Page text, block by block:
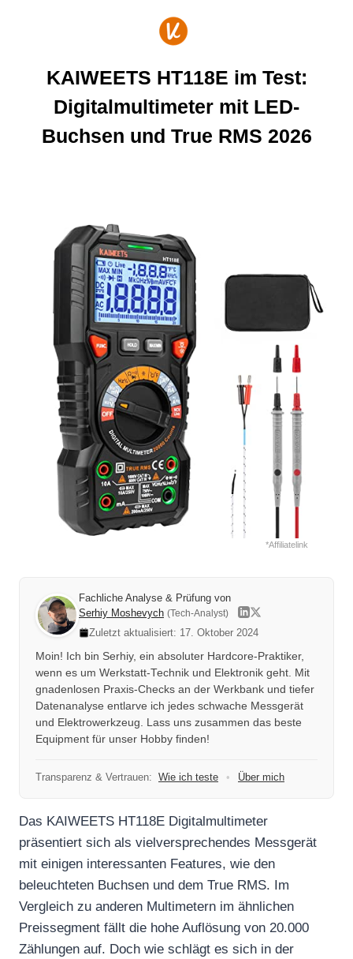
KAIWEETS HT118E im Test:
Digitalmultimeter mit LED-
Buchsen und True RMS 2026
*Affiliatelink
Fachliche Analyse & Prüfung von
Serhiy Moshevych (Tech-Analyst)
Zuletzt aktualisiert: 17. Oktober 2024
Moin! Ich bin Serhiy, ein absoluter Hardcore-Praktiker,
wenn es um Werkstatt-Technik und Elektronik geht. Mit
gnadenlosen Praxis-Checks an der Werkbank und tiefer
Datenanalyse entlarve ich jedes schwache Messgerät
und Elektrowerkzeug. Lass uns zusammen das beste
Equipment für unser Hobby finden!
Transparenz & Vertrauen: Wie ich teste • Über mich
Das KAIWEETS HT118E Digitalmultimeter
präsentiert sich als vielversprechendes Messgerät
mit einigen interessanten Features, wie den
beleuchteten Buchsen und dem True RMS. Im
Vergleich zu anderen Multimetern im ähnlichen
Preissegment fällt die hohe Auflösung von 20.000
Zählungen auf. Doch wie schlägt es sich in der